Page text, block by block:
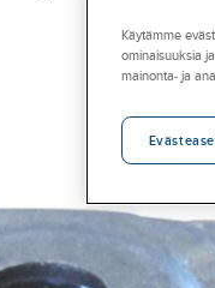
Käytämme
ominaisuuksia
mainonta- ja